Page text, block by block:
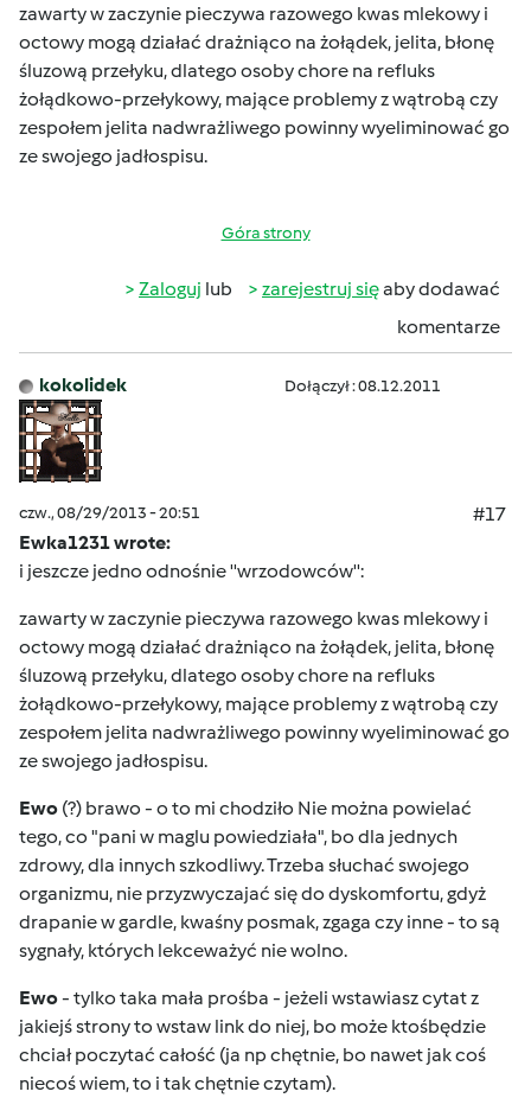
zawarty w zaczynie pieczywa razowego kwas mlekowy i
octowy mogą działać drażniąco na żołądek, jelita, błonę
śluzową przełyku, dlatego osoby chore na refluks
żołądkowo-przełykowy, mające problemy z wątrobą czy
zespołem jelita nadwrażliwego powinny wyeliminować go
ze swojego jadłospisu.
Góra strony
Zaloguj lub zarejestruj sięaby dodawać
komentarze
kokolidek Dołączył : 08.12.2011
czw., 08/29/2013 - 20:51
#17
Ewka1231 wrote:
i jeszcze jedno odnośnie ''wrzodowców'':
zawarty w zaczynie pieczywa razowego kwas mlekowy i
octowy mogą działać drażniąco na żołądek, jelita, błonę
śluzową przełyku, dlatego osoby chore na refluks
żołądkowo-przełykowy, mające problemy z wątrobą czy
zespołem jelita nadwrażliwego powinny wyeliminować go
ze swojego jadłospisu.
Ewo (?) brawo - o to mi chodziło Nie można powielać
tego, co "pani w maglu powiedziała", bo dla jednych
zdrowy, dla innych szkodliwy. Trzeba słuchać swojego
organizmu, nie przyzwyczajać się do dyskomfortu, gdyż
drapanie w gardle, kwaśny posmak, zgaga czy inne - to są
sygnały, których lekceważyć nie wolno.
Ewo- tylko taka mała prośba - jeżeli wstawiasz cytat z
jakiejś strony to wstaw link do niej, bo może ktośbędzie
chciał poczytać całość (ja np chętnie, bo nawet jak coś
niecoś wiem, to i tak chętnie czytam).